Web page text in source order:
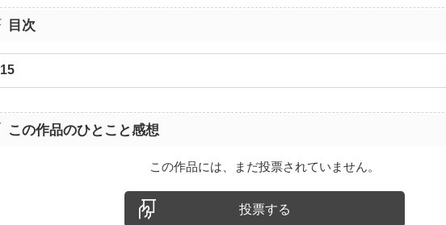
目次
15
この作品のひとこと感想
この作品には、まだ投票されていません。
投票する